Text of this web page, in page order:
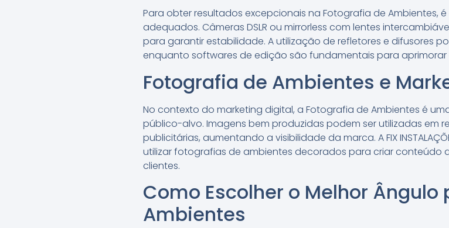
Para obter resultados excepcionais na Fotografia de Ambientes,
adequados. Câmeras DSLR ou mirrorless com lentes
para garantir estabilidade. A utilização de refletores e difusores
enquanto softwares de edição são fundamentais para
Fotografia de Ambientes e
No contexto do marketing digital, a Fotografia de Ambientes é
público-alvo. Imagens bem produzidas podem ser utilizadas em
publicitárias, aumentando a visibilidade da marca. A FIX
utilizar fotografias de ambientes decorados para criar conteúdo
clientes.
Como Escolher o Melhor Ângulo
Ambientes